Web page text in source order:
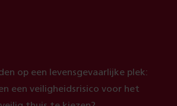
op een levensgevaarlijke plek:
een veiligheidsrisico voor het